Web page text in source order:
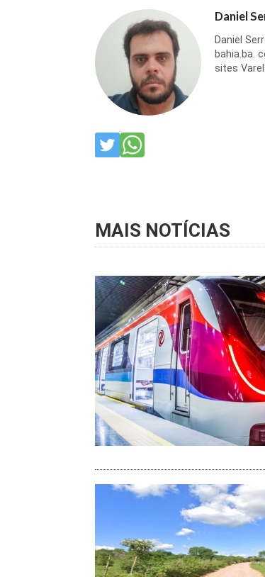
Daniel
Daniel
bahia.ba.
sites
MAIS NOTÍCIAS